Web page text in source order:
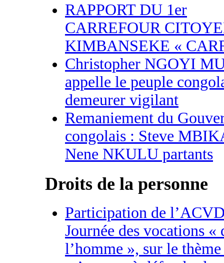
RAPPORT DU 1er
CARREFOUR
KIMBANSEKE «
Christopher NGOYI
appelle le peuple
demeurer vigilant
Remaniement du
congolais : Steve
Nene NKULU partants
Droits de la personne
Participation de
Journée des vocations «
l’homme », sur le thème